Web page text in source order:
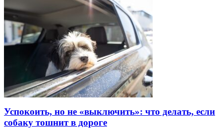
Успокоить, но не «выключить»: что делать, если
собаку тошнит в дороге